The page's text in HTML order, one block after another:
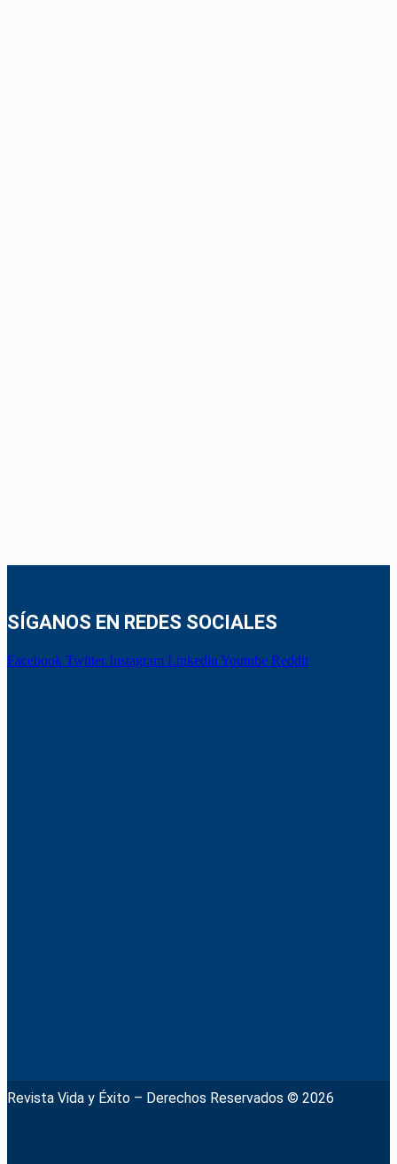
SÍGANOS EN REDES SOCIALES
Facebook Twitter Instagram Linkedin Youtube Reddit
Revista Vida y Éxito – Derechos Reservados © 2026